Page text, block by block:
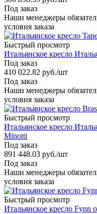
Под заказ
Наши менеджеры
условия заказа
Быстрый просмотр
Итальянское кресло
Под заказ
410 022.82 руб./шт
Под заказ
Наши менеджеры
условия заказа
Быстрый просмотр
Итальянское кресло
Minotti
Под заказ
891 448.03 руб./шт
Под заказ
Наши менеджеры
условия заказа
Быстрый просмотр
Итальянское кресло Fynn